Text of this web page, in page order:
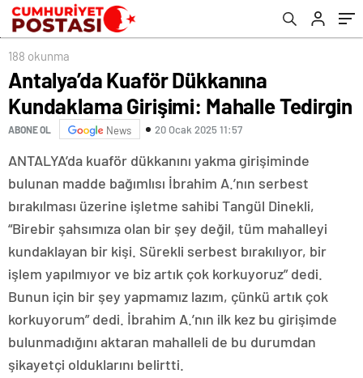
188 okunma
Antalya’da Kuaför Dükkanına
Kundaklama Girişimi: Mahalle Tedirgin
ABONE OL News 20 Ocak 2025 11:57
ANTALYA’da kuaför dükkanını yakma girişiminde
bulunan madde bağımlısı İbrahim A.’nın serbest
bırakılması üzerine işletme sahibi Tangül Dinekli,
“Birebir şahsımıza olan bir şey değil, tüm mahalleyi
kundaklayan bir kişi. Sürekli serbest bırakılıyor, bir
işlem yapılmıyor ve biz artık çok korkuyoruz” dedi.
Bunun için bir şey yapmamız lazım, çünkü artık çok
korkuyorum” dedi. İbrahim A.’nın ilk kez bu girişimde
bulunmadığını aktaran mahalleli de bu durumdan
şikayetçi olduklarını belirtti.